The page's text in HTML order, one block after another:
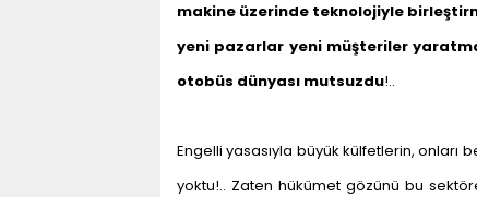
makine üzerinde teknolojiyle
yeni pazarlar yeni müşteriler
otobüs dünyası mutsuzdu!..
Engelli yasasıyla büyük külfetlerin, onları
yoktu!.. Zaten hükümet gözünü bu